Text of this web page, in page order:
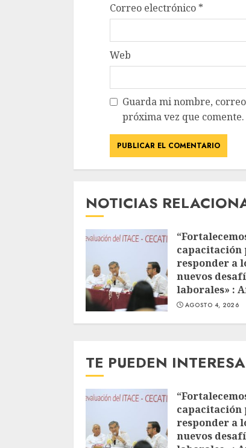
Correo electrónico *
Web
Guarda mi nombre,
próxima vez que comente.
NOTICIAS
capacitación
responder a
nuevos
laborales» :
AGOSTO 4, 2026
TE PUEDEN
capacitación
responder a
nuevos